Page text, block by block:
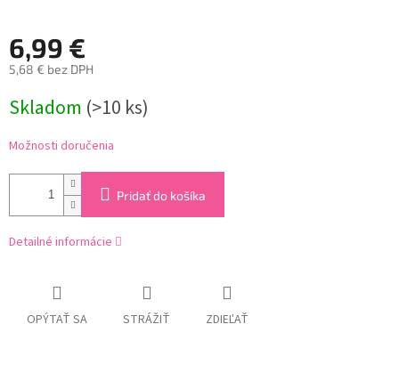
6,99 €
5,68 € bez DPH
cena:
Skladom (>10 ks)
Možnosti doručenia
Pridať do košíka
Detailné informácie
OPÝTAŤ SA STRÁŽIŤ ZDIEĽAŤ